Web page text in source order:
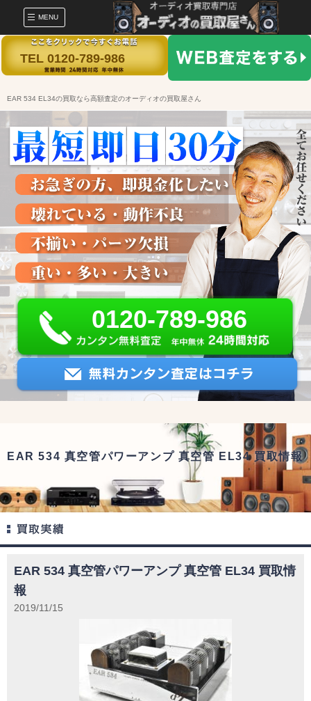
MENU
TEL 0120-789-986
EAR 534 EL34の買取なら高額査定のオーディオの買取屋さん
0120-789-986
EAR 534 真空管パワーアンプ 真空管 EL34 買取情報
EAR 534 真空管パワーアンプ 真空管 EL34 買取情
報
2019/11/15